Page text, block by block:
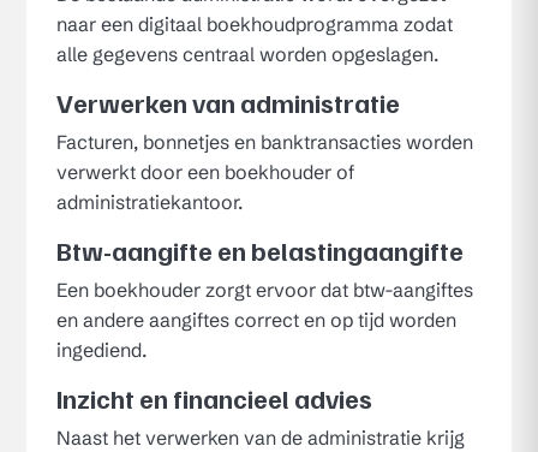
naar een digitaal boekhoudprogramma zodat
alle gegevens centraal worden opgeslagen.
Verwerken van administratie
Facturen, bonnetjes en banktransacties worden
verwerkt door een boekhouder of
administratiekantoor.
Btw-aangifte en belastingaangifte
Een boekhouder zorgt ervoor dat btw-aangiftes
en andere aangiftes correct en op tijd worden
ingediend.
Inzicht en financieel advies
Naast het verwerken van de administratie krijg